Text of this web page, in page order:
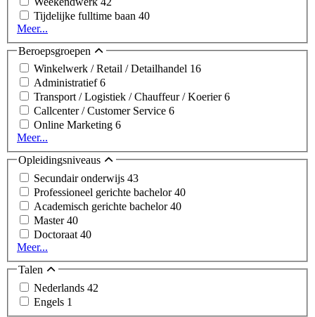
Tijdelijke fulltime baan 40
Meer...
Beroepsgroepen
Winkelwerk / Retail / Detailhandel 16
Administratief6
Transport / Logistiek / Chauffeur / Koerier6
Callcenter / Customer Service 6
Online Marketing 6
Meer...
Opleidingsniveaus
Secundair onderwijs 43
Professioneel gerichte bachelor40
Academisch gerichte bachelor40
Master40
Doctoraat 40
Meer...
Talen
Nederlands 42
Engels 1